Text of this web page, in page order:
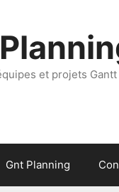
et projets Gantt
Gnt Planning